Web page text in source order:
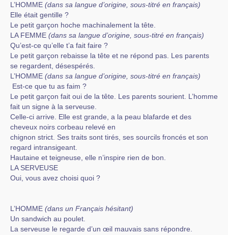
L’HOMME (dans sa langue d’origine, sous-titré en français)
Elle était gentille ?
Le petit garçon hoche machinalement la tête.
LA FEMME (dans sa langue d’origine, sous-titré en français)
Qu’est-ce qu’elle t’a fait faire ?
Le petit garçon rebaisse la tête et ne répond pas. Les parents
se regardent, désespérés.
L’HOMME (dans sa langue d’origine, sous-titré en français)
Est-ce que tu as faim ?
Le petit garçon fait oui de la tête. Les parents sourient. L’homme
fait un signe à la serveuse.
Celle-ci arrive. Elle est grande, a la peau blafarde et des
cheveux noirs corbeau relevé en
chignon strict. Ses traits sont tirés, ses sourcils froncés et son
regard intransigeant.
Hautaine et teigneuse, elle n’inspire rien de bon.
LA SERVEUSE
Oui, vous avez choisi quoi ?
L’HOMME (dans un Français hésitant)
Un sandwich au poulet.
La serveuse le regarde d’un œil mauvais sans répondre.